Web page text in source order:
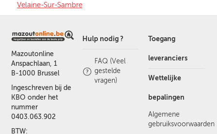
Velaine-Sur-Sambre
Mazoutonline
Anspachlaan, 1
B-1000 Brussel
Ingeschreven bij de
KBO onder het
nummer
0403.063.902
BTW:
Hulp nodig ?
FAQ (Veel
gestelde
vragen)
Toegang
leveranciers
Wettelijke
bepalingen
Algemene
gebruiksvoorwaarden